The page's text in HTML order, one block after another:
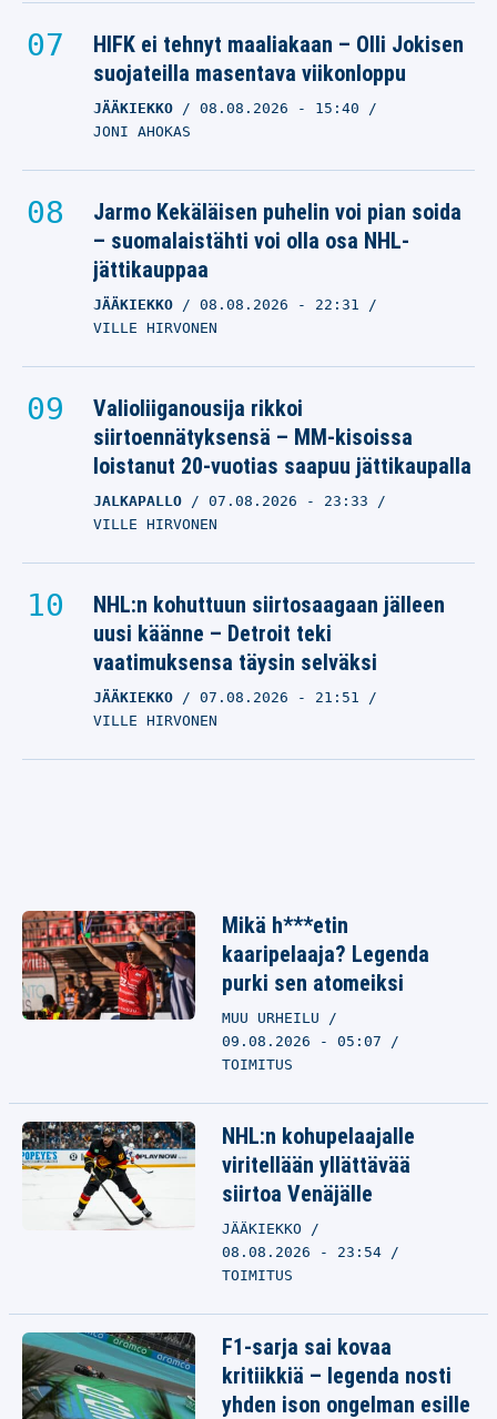
HIFK ei tehnyt maaliakaan – Olli Jokisen
suojateilla masentava viikonloppu
JÄÄKIEKKO 08.08.2026 - 15:40
JONI AHOKAS
Jarmo Kekäläisen puhelin voi pian soida
– suomalaistähti voi olla osa NHL-
jättikauppaa
JÄÄKIEKKO 08.08.2026 - 22:31
VILLE HIRVONEN
Valioliiganousija rikkoi
siirtoennätyksensä – MM-kisoissa
loistanut 20-vuotias saapuu jättikaupalla
JALKAPALLO 07.08.2026 - 23:33
VILLE HIRVONEN
NHL:n kohuttuun siirtosaagaan jälleen
uusi käänne – Detroit teki
vaatimuksensa täysin selväksi
JÄÄKIEKKO 07.08.2026 - 21:51
VILLE HIRVONEN
Mikä h***etin
kaaripelaaja? Legenda
purki sen atomeiksi
MUU URHEILU
09.08.2026 - 05:07
TOIMITUS
NHL:n kohupelaajalle
viritellään yllättävää
siirtoa Venäjälle
JÄÄKIEKKO
08.08.2026 - 23:54
TOIMITUS
F1-sarja sai kovaa
kritiikkiä – legenda nosti
yhden ison ongelman esille